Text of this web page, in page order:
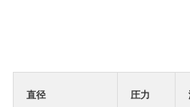
直径 圧力